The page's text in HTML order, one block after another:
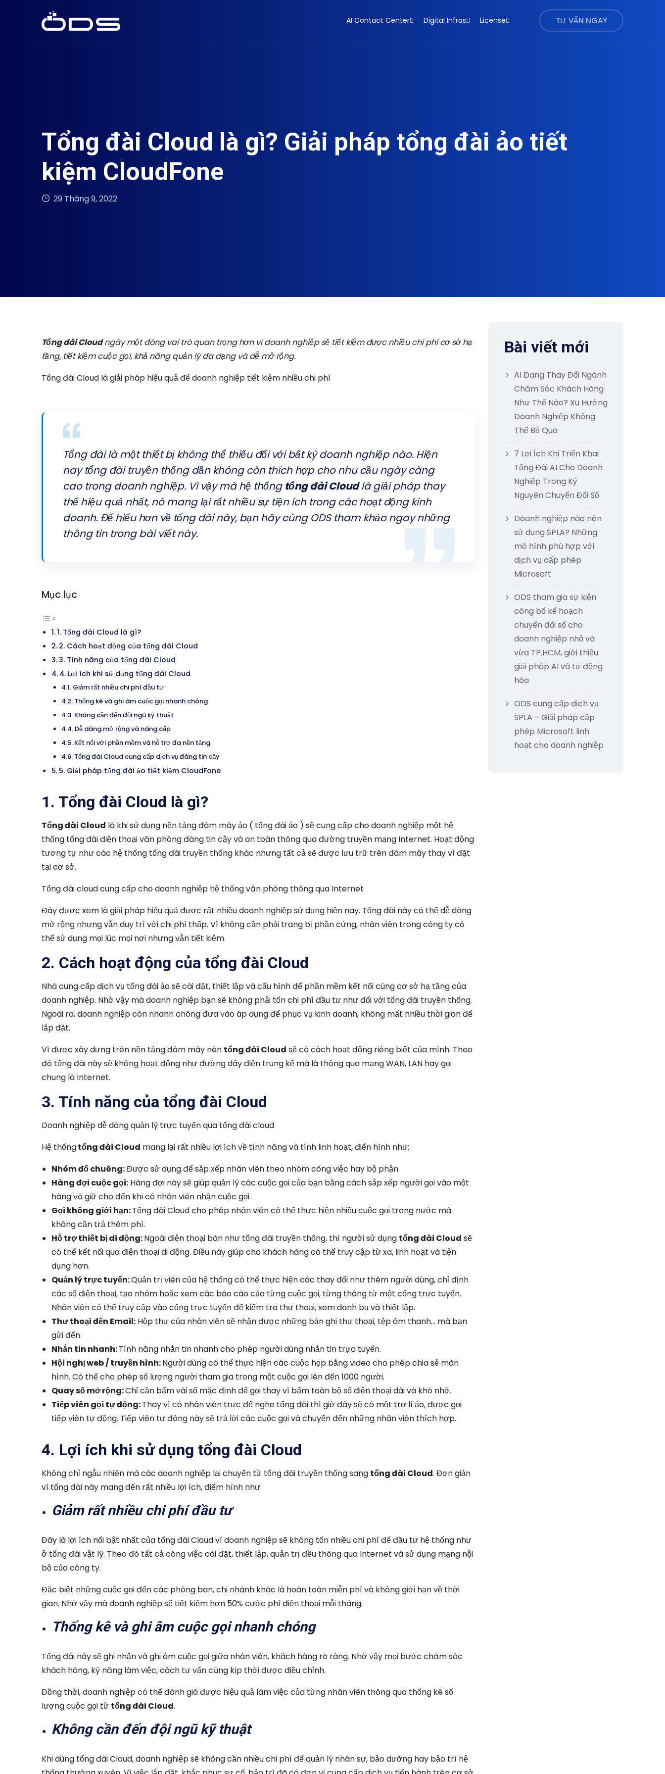
AI Contact Center Digital Infras License TƯ VẤN NGAY
Tổng đài Cloud là gì? Giải pháp tổng đài ảo tiết
kiệm CloudFone
29 Tháng 9, 2022
Tổng đài Cloudngày một đóng vai trò quan trọng hơn vì doanh nghiệp sẽ tiết kiệm được nhiều chi phí cơ sở hạ
tầng, tiết kiệm cuộc gọi, khả năng quản lý đa dạng và dễ mở rộng.
Tổng đài Cloud là giải pháp hiệu quả để doanh nghiệp tiết kiệm nhiều chi phí
Tổng đài là một thiết bị không thể thiếu đối với bất kỳ doanh nghiệp nào. Hiện
nay tổng đài truyền thống dần không còn thích hợp cho nhu cầu ngày càng
cao trong doanh nghiệp. Vì vậy mà hệ thống tổng đài Cloudlà giải pháp thay
thế hiệu quả nhất, nó mang lại rất nhiều sự tiện ích trong các hoạt động kinh
doanh. Để hiểu hơn về tổng đài này, bạn hãy cùng ODS tham khảo ngay những
thông tin trong bài viết này.
Mục lục
1. Tổng đài Cloud là gì?
2. Cách hoạt động của tổng đài Cloud
3. Tính năng của tổng đài Cloud
4. Lợi ích khi sử dụng tổng đài Cloud
Giảm rất nhiều chi phí đầu tư
Thống kê và ghi âm cuộc gọi nhanh chóng
Không cần đến đội ngũ kỹ thuật
Dễ dàng mở rộng và nâng cấp
Kết nối với phần mềm và hỗ trợ đa nền tảng
Tổng đài Cloud cung cấp dịch vụ đáng tin cậy
5. Giải pháp tổng đài ảo tiết kiệm CloudFone
1. Tổng đài Cloud là gì?
Tổng đài Cloud là khi sử dụng nền tảng đám mây ảo ( tổng đài ảo ) sẽ cung cấp cho doanh nghiệp một hệ
thống tổng đài điện thoại văn phòng đáng tin cậy và an toàn thông qua đường truyền mạng Internet. Hoạt động
tương tự như các hệ thống tổng đài truyền thống khác nhưng tất cả sẽ được lưu trữ trên đám mây thay vì đặt
tại cơ sở.
Tổng đài cloud cung cấp cho doanh nghiệp hệ thống văn phòng thông qua Internet
Đây được xem là giải pháp hiệu quả được rất nhiều doanh nghiệp sử dụng hiện nay. Tổng đài này có thể dễ dàng
mở rộng nhưng vẫn duy trì với chi phí thấp. Vì không cần phải trang bị phần cứng, nhân viên trong công ty có
thể sử dụng mọi lúc mọi nơi nhưng vẫn tiết kiệm.
2. Cách hoạt động của tổng đài Cloud
Nhà cung cấp dịch vụ tổng đài ảo sẽ cài đặt, thiết lập và cấu hình để phần mềm kết nối cùng cơ sở hạ tầng của
doanh nghiệp. Nhờ vậy mà doanh nghiệp bạn sẽ không phải tốn chi phí đầu tư như đối với tổng đài truyền thống.
Ngoài ra, doanh nghiệp còn nhanh chóng đưa vào áp dụng để phục vụ kinh doanh, không mất nhiều thời gian để
lắp đặt.
Vì được xây dựng trên nền tảng đám mây nên tổng đài Cloud sẽ có cách hoạt động riêng biệt của mình. Theo
đó tổng đài này sẽ không hoạt động như đường dây điện trung kế mà là thông qua mạng WAN, LAN hay gọi
chung là Internet.
3. Tính năng của tổng đài Cloud
Doanh nghiệp dễ dàng quản lý trực tuyến qua tổng đài cloud
Hệ thốngtổng đài Cloud mang lại rất nhiều lợi ích về tính năng và tính linh hoạt, điển hình như:
Nhóm đổ chuông:Được sử dụng để sắp xếp nhân viên theo nhóm công việc hay bộ phận.
Hàng đợi cuộc gọi: Hàng đợi này sẽ giúp quản lý các cuộc gọi của bạn bằng cách sắp xếp người gọi vào một
hàng và giữ cho đến khi có nhân viên nhận cuộc gọi.
Gọi không giới hạn:Tổng đài Cloud cho phép nhân viên có thể thực hiện nhiều cuộc gọi trong nước mà
không cần trả thêm phí.
Hỗ trợ thiết bị di động:Ngoài điện thoại bàn như tổng đài truyền thống, thì người sử dụng tổng đài Cloud sẽ
có thể kết nối qua điện thoại di động. Điều này giúp cho khách hàng có thể truy cập từ xa, linh hoạt và tiện
dụng hơn.
Quản lý trực tuyến:Quản trị viên của hệ thống có thể thực hiện các thay đổi như thêm người dùng, chỉ định
các số điện thoại, tạo nhóm hoặc xem các báo cáo của từng cuộc gọi, từng tháng từ một cổng trực tuyến.
Nhân viên có thể truy cập vào cổng trực tuyến để kiểm tra thư thoại, xem danh bạ và thiết lập.
Thư thoại đến Email: Hộp thư của nhân viên sẽ nhận được những bản ghi thư thoại, tệp âm thanh… mà bạn
gửi đến.
Nhắn tin nhanh:Tính năng nhắn tin nhanh cho phép người dùng nhắn tin trực tuyến.
Hội nghị web / truyền hình:Người dùng có thể thực hiện các cuộc họp bằng video cho phép chia sẻ màn
hình. Có thể cho phép số lượng người tham gia trong một cuộc gọi lên đến 1000 người.
Quay số mở rộng:Chỉ cần bấm vài số mặc định để gọi thay vì bấm toàn bộ số điện thoại dài và khó nhớ.
Tiếp viên gọi tự động:Thay vì có nhân viên trực để nghe tổng đài thì giờ đây sẽ có một trợ lí ảo, được gọi
tiếp viên tự động. Tiếp viên tự đông này sẽ trả lời các cuộc gọi và chuyển đến những nhân viên thích hợp.
4. Lợi ích khi sử dụng tổng đài Cloud
Không chỉ ngẫu nhiên mà các doanh nghiệp lại chuyển từ tổng đài truyền thống sang tổng đài Cloud. Đơn giản
vì tổng đài này mang đến rất nhiều lợi ích, điểm hình như:
Giảm rất nhiều chi phí đầu tư
Đây là lợi ích nổi bật nhất của tổng đài Cloud vì doanh nghiệp sẽ không tốn nhiều chi phí để đầu tư hệ thống như
ở tổng đài vật lý. Theo đó tất cả công việc cài đặt, thiết lập, quản trị đều thông qua Internet và sử dụng mạng nội
bộ của công ty.
Đặc biệt những cuộc gọi đến các phòng ban, chi nhánh khác là hoàn toàn miễn phí và không giới hạn về thời
gian. Nhờ vậy mà doanh nghiệp sẽ tiết kiệm hơn 50% cước phí điện thoại mỗi tháng.
Thống kê và ghi âm cuộc gọi nhanh chóng
Tổng đài này sẽ ghi nhận và ghi âm cuộc gọi giữa nhân viên, khách hàng rõ ràng. Nhờ vậy mọi bước chăm sóc
khách hàng, kỹ năng làm việc, cách tư vấn cũng kịp thời được điều chỉnh.
Đồng thời, doanh nghiệp có thể đánh giá được hiệu quả làm việc của từng nhân viên thông qua thống kê số
lượng cuộc gọi từ tổng đài Cloud.
Không cần đến đội ngũ kỹ thuật
Khi dùng tổng đài Cloud, doanh nghiệp sẽ không cần nhiều chi phí để quản lý nhân sự, bảo dưỡng hay bảo trì hệ
Bài viết mới
AI Đang Thay Đổi Ngành
Chăm Sóc Khách Hàng
Như Thế Nào? Xu Hướng
Doanh Nghiệp Không
Thể Bỏ Qua
7 Lợi Ích Khi Triển Khai
Tổng Đài AI Cho Doanh
Nghiệp Trong Kỷ
Nguyên Chuyển Đổi Số
Doanh nghiệp nào nên
sử dụng SPLA? Những
mô hình phù hợp với
dịch vụ cấp phép
Microsoft
ODS tham gia sự kiện
công bố kế hoạch
chuyển đổi số cho
doanh nghiệp nhỏ và
vừa TP.HCM, giới thiệu
giải pháp AI và tự động
hóa
ODS cung cấp dịch vụ
SPLA – Giải pháp cấp
phép Microsoft linh
hoạt cho doanh nghiệp